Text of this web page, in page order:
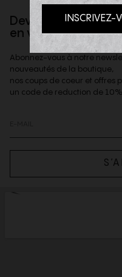
Devenez client
en vous inscrivant
Abonnez-vous à notre
nouveautés de la boutique,
nos coups de coeur et offres
un code de reduction de